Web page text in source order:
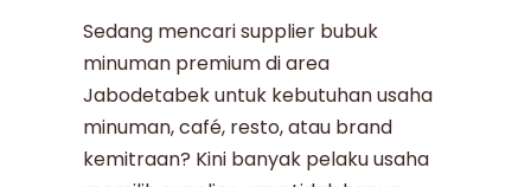
Sedang mencari supplier bubuk
minuman premium di area
Jabodetabek untuk kebutuhan usaha
minuman, café, resto, atau brand
kemitraan? Kini banyak pelaku usaha